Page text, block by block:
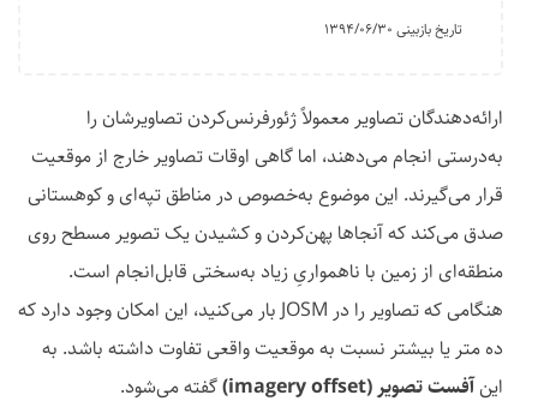
تاریخ بازبینی ۱۳۹۴/۰۶/۳۰
ارائه‌دهندگان تصاویر معمولاً ژئورفرنس‌کردن تصاویرشان را
به‌درستی انجام می‌دهند، اما گاهی اوقات تصاویر خارج از موقعیت
قرار می‌گیرند. این موضوع به‌خصوص در مناطق تپه‌ای و کوهستانی
صدق می‌کند که آنجاها پهن‌کردن و کشیدن یک تصویر مسطح روی
منطقه‌ای از زمین با ناهمواریِ زیاد به‌سختی قابل‌انجام است.
هنگامی که تصاویر را در JOSM بار می‌کنید، این امکان وجود دارد که
ده متر یا بیشتر نسبت به موقعیت واقعی تفاوت داشته باشد. به
اینآفست تصویر (imagery offset) گفته می‌شود.